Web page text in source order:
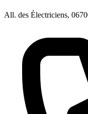
All. des Électriciens,